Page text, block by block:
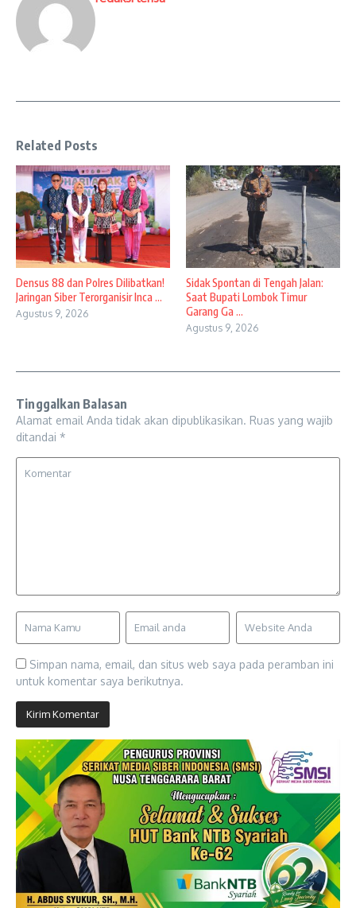
Related Posts
Densus 88 dan Polres Dilibatkan!
Jaringan Siber Terorganisir Inca ...
Agustus 9, 2026
Sidak Spontan di Tengah Jalan:
Saat Bupati Lombok Timur
Garang Ga ...
Agustus 9, 2026
Tinggalkan Balasan
Alamat email Anda tidak akan dipublikasikan. Ruas yang wajib
ditandai *
Simpan nama, email, dan situs web saya pada peramban ini
untuk komentar saya berikutnya.